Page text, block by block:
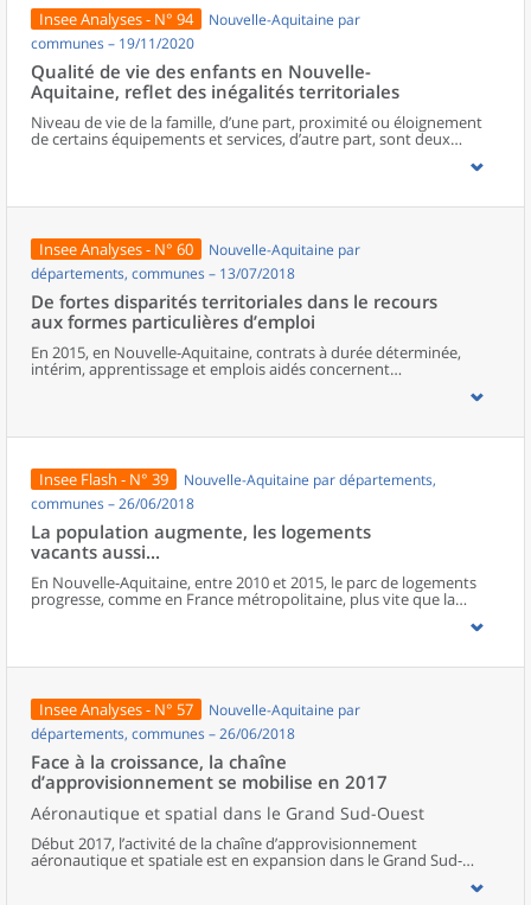
Insee Analyses - N° 94
Nouvelle-Aquitaine par
communes – 19/11/2020
Qualité de vie des enfants en Nouvelle-
Aquitaine, reflet des inégalités territoriales
Niveau de vie de la famille, d’une part, proximité ou éloignement
de certains équipements et services, d’autre part, sont deux
facteurs déterminants de la qualité de vie des enfants.En Nouvelle-
quotidien. Indépendamment d’autres facteurs favorables dans
etc.), une partie de ces enfants cumule cet éloignement avec
l’appartenance à des familles aux niveaux de vie peu élevés.Les
autres enfants néo-aquitains résident en milieux plus denses donc
davantage équipés. La moitié est en difficulté sociale ou
confrontée à de fortes inégalités dans les métropoles, l’autre
moitié vit dans des périphéries accueillant des familles aisées.
Insee Analyses - N° 60
Nouvelle-Aquitaine par
départements, communes – 13/07/2018
De fortes disparités territoriales dans le recours
aux formes particulières d’emploi
En 2015, en Nouvelle-Aquitaine, contrats à durée déterminée,
intérim, apprentissage et emplois aidés concernent
300 000 salariés et représentent 15 % du volume total d’heures
fonction des activités présentes : les zones à caractère industriel
les espaces où les activités touristiques et saisonnières sont les
plus développées. Pour leur part, emplois aidés et apprentissage
répondent à des logiques de politiques publiques. Comparées aux
formes de contrat sont généralement associées à davantage de
mobilité, de temps partiel, de multiactivité et à une moindre
ou les ouvriers sont les salariés les plus exposés à ces formes
d’emploi.
Insee Flash - N° 39
Nouvelle-Aquitaine par départements,
communes – 26/06/2018
La population augmente, les logements
vacants aussi...
En Nouvelle-Aquitaine, entre 2010 et 2015, le parc de logements
progresse, comme en France métropolitaine, plus vite que la
population. L’attractivité de la région porte la croissance, autant
celle des résidences principales que des secondaires, mais ce sont
Insee Analyses - N° 57
Nouvelle-Aquitaine par
départements, communes – 26/06/2018
Face à la croissance, la chaîne
d’approvisionnement se mobilise en 2017
Aéronautique et spatial dans le Grand Sud-Ouest
Début 2017, l’activité de la chaîne d’approvisionnement
aéronautique et spatiale est en expansion dans le Grand Sud-
Ouest : tous les secteurs se mobilisent pour répondre à la forte
demande des grands constructeurs. Les usines et les sociétés de